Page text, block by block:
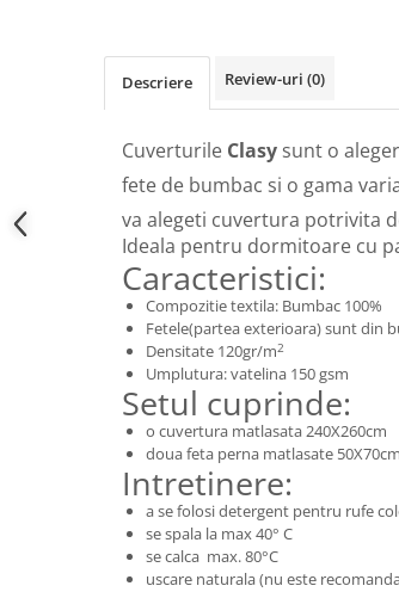
Descriere Review-uri (0)
Cuverturile Clasy sunt o
fete de bumbac si o gama
va alegeti cuvertura potrivita
Ideala pentru dormitoare cu
Caracteristici:
Compozitie textila: Bumbac 100%
Fetele(partea exterioara) sunt din
Densitate 120gr/m2
Umplutura: vatelina 150 gsm
Setul cuprinde:
o cuvertura matlasata 240X260cm
doua feta perna matlasate 50X70cm
Intretinere:
a se folosi detergent pentru rufe
se spala la max 40° C
se calca max. 80°C
uscare naturala (nu este